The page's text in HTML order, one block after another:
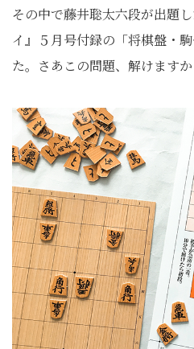
その中で藤井聡太六段が出題
イ』５月号付録の「将棋盤・
た。さあこの問題、解けますか